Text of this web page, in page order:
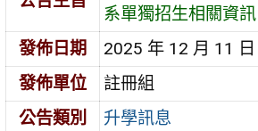
系單獨招生相關資訊
發佈日期
2025 年 12 月 11 日
發佈單位
註冊組
公告類別
升學訊息